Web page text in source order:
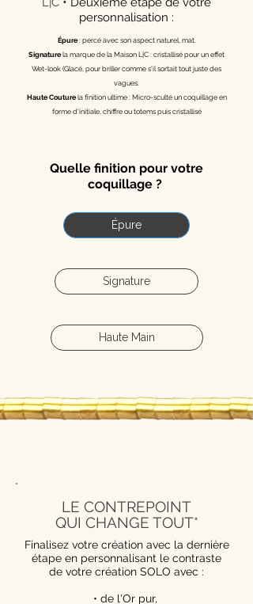
personnalisation :
Épure: percé avec son aspect naturel, mat.
Signaturela marque de la Maison L|C : cristallisé pour un effet
Wet-look (Glacé, pour briller comme s'il sortait tout juste des
vagues.
Haute Couturela finition ultime : Micro-sculté un coquillage en
forme d'initiale, chiffre ou totems puis cristallisé
Quelle finition pour votre
coquillage ?
Épure
Signature
Haute Main
LE CONTREPOINT
QUI CHANGE TOUT*
Finalisez votre création avec la dernière
étape en personnalisant le contraste
de votre création SOLO avec :
• de l'Or pur,